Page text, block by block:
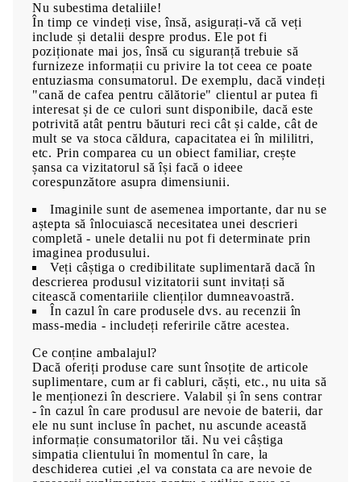
Nu subestima detaliile!
În timp ce vindeți vise, însă, asigurați-vă că veți
include și detalii despre produs. Ele pot fi
poziționate mai jos, însă cu siguranță trebuie să
furnizeze informații cu privire la tot ceea ce poate
entuziasma consumatorul. De exemplu, dacă vindeți
"cană de cafea pentru călătorie" clientul ar putea fi
interesat și de ce culori sunt disponibile, dacă este
potrivită atât pentru băuturi reci cât și calde, cât de
mult se va stoca căldura, capacitatea ei în mililitri,
etc. Prin comparea cu un obiect familiar, crește
șansa ca vizitatorul să își facă o ideee
corespunzătore asupra dimensiunii.
Imaginile sunt de asemenea importante, dar nu se
aștepta să înlocuiască necesitatea unei descrieri
completă - unele detalii nu pot fi determinate prin
imaginea produsului.
Veți câștiga o credibilitate suplimentară dacă în
descrierea produsul vizitatorii sunt invitați să
citească comentariile clienților dumneavoastră.
În cazul în care produsele dvs. au recenzii în
mass-media - includeți referirile către acestea.
Ce conține ambalajul?
Dacă oferiți produse care sunt însoțite de articole
suplimentare, cum ar fi cabluri, căști, etc., nu uita să
le menționezi în descriere. Valabil și în sens contrar
- în cazul în care produsul are nevoie de baterii, dar
ele nu sunt incluse în pachet, nu ascunde această
informație consumatorilor tăi. Nu vei câștiga
simpatia clientului în momentul în care, la
deschiderea cutiei ,el va constata ca are nevoie de